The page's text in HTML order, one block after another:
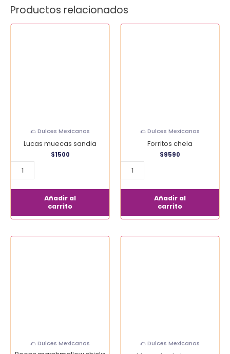
Productos relacionados
🌮 Dulces Mexicanos
Lucas muecas sandia
$1500
Añadir al
carrito
🌮 Dulces Mexicanos
Forritos chela
$9590
Añadir al
carrito
🌮 Dulces Mexicanos 🌮 Dulces Mexicanos